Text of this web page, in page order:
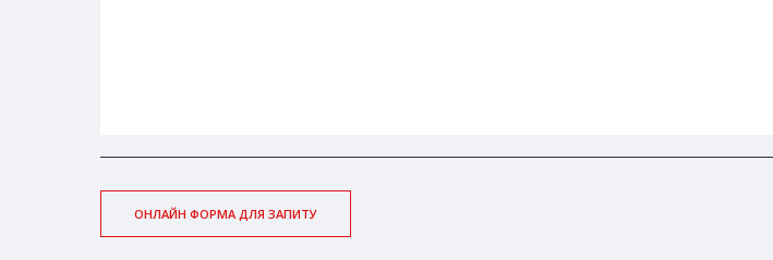
ОНЛАЙН ФОРМА ДЛЯ ЗАПИТУ